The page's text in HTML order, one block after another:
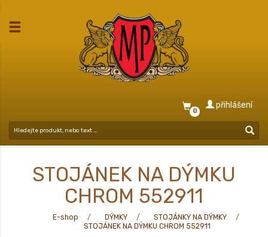
0
přihlášení
STOJÁNEK NA DÝMKU
CHROM 552911
E-shop DÝMKY
STOJÁNKY NA DÝMKY
STOJÁNEK NA DÝMKU CHROM 552911